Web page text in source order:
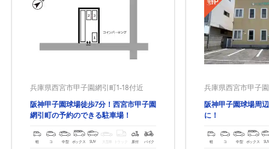
8月27日 (木)
兵庫県西宮市甲子園網引町1-18付近
阪神甲子園球場徒歩7分！西宮市甲子園
網引町の予約のできる駐車場！
軽 コ 中型 ボックス SUV トラック 原付 バイク
兵庫県西宮市甲子
阪神甲子園球場周
に！
軽 コ 中型 ボックス